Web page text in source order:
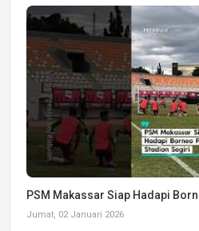
PSM Makassar Siap Hadapi
Jumat, 02 Januari 2026